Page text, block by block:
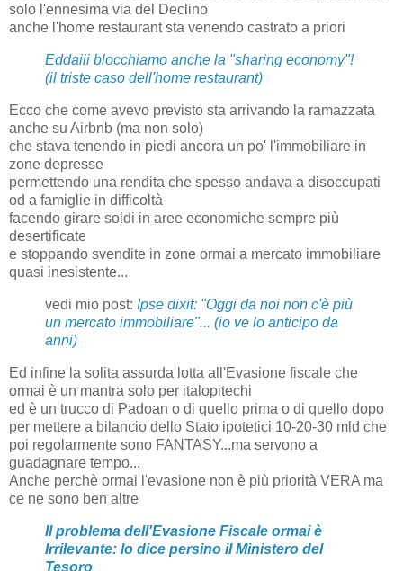
solo l'ennesima via del Declino
anche l'home restaurant sta venendo castrato a priori
Eddaiii blocchiamo anche la "sharing economy"!
(il triste caso dell'home restaurant)
Ecco che come avevo previsto sta arrivando la ramazzata
anche su Airbnb (ma non solo)
che stava tenendo in piedi ancora un po' l'immobiliare in
zone depresse
permettendo una rendita che spesso andava a disoccupati
od a famiglie in difficoltà
facendo girare soldi in aree economiche sempre più
desertificate
e stoppando svendite in zone ormai a mercato immobiliare
quasi inesistente...
vedi mio post: Ipse dixit: "Oggi da noi non c'è più
un mercato immobiliare"... (io ve lo anticipo da
anni)
Ed infine la solita assurda lotta all'Evasione fiscale che
ormai è un mantra solo per italopitechi
ed è un trucco di Padoan o di quello prima o di quello dopo
per mettere a bilancio dello Stato ipotetici 10-20-30 mld che
poi regolarmente sono FANTASY...ma servono a
guadagnare tempo...
Anche perchè ormai l'evasione non è più priorità VERA ma
ce ne sono ben altre
Il problema dell'Evasione Fiscale ormai è
Irrilevante: lo dice persino il Ministero del
Tesoro